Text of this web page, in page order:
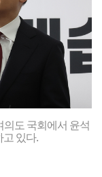
도 국회에서 윤석
있다.